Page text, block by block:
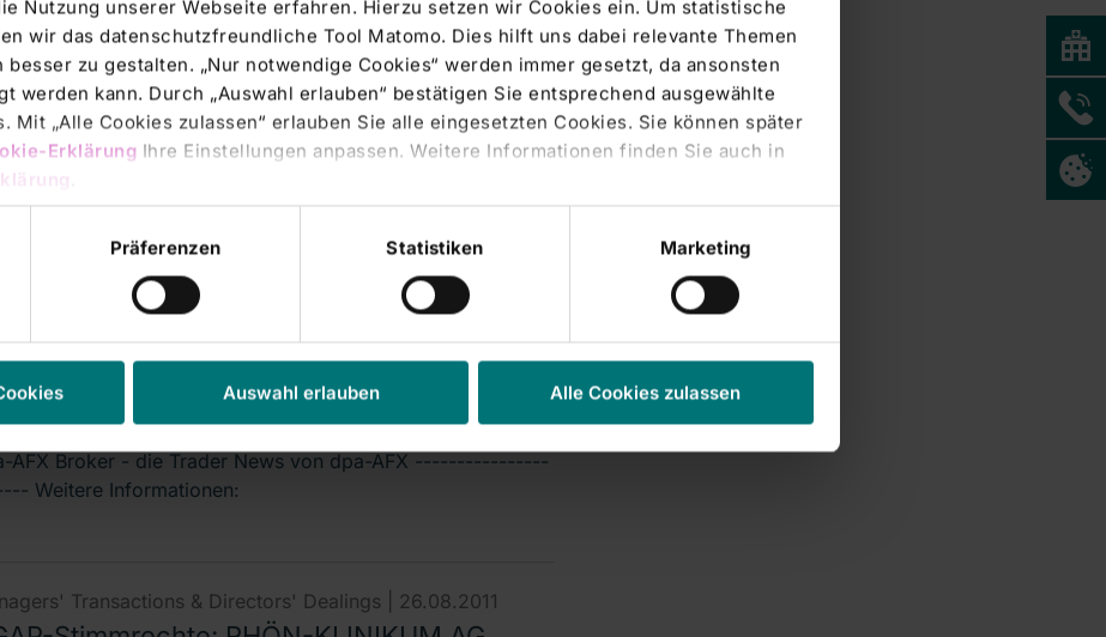
Nutzung unserer Webseite erfahren. Hierzu setzen wir Cookies ein. Um statistische
wir das datenschutzfreundliche Tool Matomo. Dies hilft uns dabei relevante Themen
zu gestalten. „Nur notwendige Cookies“ werden immer gesetzt, da ansonsten
werden kann. Durch „Auswahl erlauben“ bestätigen Sie entsprechend ausgewählte
Mit „Alle Cookies zulassen“ erlauben Sie alle eingesetzten Cookies. Sie können später
Erklärung Ihre Einstellungen anpassen. Weitere Informationen finden Sie auch in
Präferenzen Statistiken Marketing
Auswahl erlauben Alle Cookies zulassen
Transactions & Directors' Dealings |05.09.2011
FLASH: Equinet senkt Rhön-Klinikum
'Accumulate' - Ziel 19 Euro
(dpa-AFX Broker) - Equinet hat Rhön-Klinikum nach
Transactions & Directors' Dealings |05.09.2011
FLASH: Equinet senkt Rhön-Klinikum
'Accumulate' - Ziel 19 Euro
AFX Broker - die Trader News von dpa-AFX ----------------
Weitere Informationen:
Transactions & Directors' Dealings | 26.08.2011